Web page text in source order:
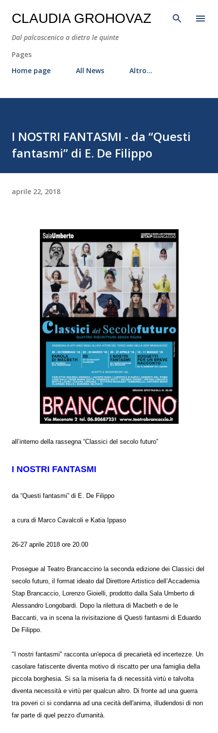
Passa ai contenuti principali
CLAUDIA GROHOVAZ
Dal palcoscenico a dietro le quinte
Pages
Home page
All News Altro…
I NOSTRI FANTASMI - da “Questi
fantasmi” di E. De Filippo
aprile 22, 2018
all’interno della rassegna “Classici del secolo futuro”
I NOSTRI FANTASMI
da “Questi fantasmi” di E. De Filippo
a cura di Marco Cavalcoli e Katia Ippaso
26-27 aprile 2018 ore 20.00
Prosegue al Teatro Brancaccino la seconda edizione dei Classici del
secolo futuro, il format ideato dal Direttore Artistico dell’Accademia
Stap Brancaccio, Lorenzo Gioielli, prodotto dalla Sala Umberto di
Alessandro Longobardi. Dopo la rilettura di Macbeth e de le
Baccanti, va in scena la rivisitazione di Questi fantasmi di Eduardo
De Filippo.
"I nostri fantasmi" racconta un'epoca di precarietà ed incertezze. Un
casolare fatiscente diventa motivo di riscatto per una famiglia della
piccola borghesia. Si sa la miseria fa di necessità virtù e talvolta
diventa necessità e virtù per qualcun altro. Di fronte ad una guerra
tra poveri ci si condanna ad una cecità dell'anima, illudendosi di non
far parte di quel pezzo d'umanità.